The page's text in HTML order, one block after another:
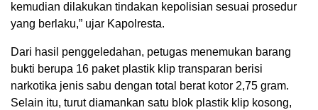
kemudian dilakukan tindakan kepolisian sesuai prosedur
yang berlaku,” ujar Kapolresta.
Dari hasil penggeledahan, petugas menemukan barang
bukti berupa 16 paket plastik klip transparan berisi
narkotika jenis sabu dengan total berat kotor 2,75 gram.
Selain itu, turut diamankan satu blok plastik klip kosong,